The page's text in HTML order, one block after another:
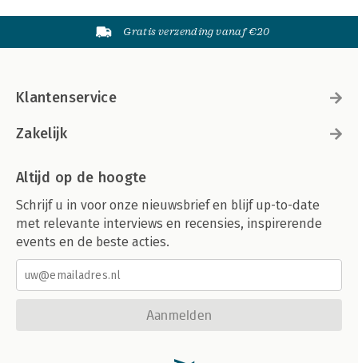
Gratis verzending vanaf €20
Klantenservice
Zakelijk
Altijd op de hoogte
Schrijf u in voor onze nieuwsbrief en blijf up-to-date
met relevante interviews en recensies, inspirerende
events en de beste acties.
Aanmelden